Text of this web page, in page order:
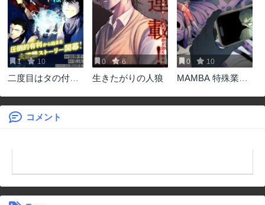
1 10
二度目はタの付く
でリスタート～
0 6
生きたがりの人狼
0 10
MAMBA 特殊業務
コメント